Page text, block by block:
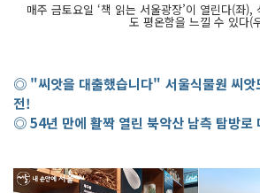
매주 금토요일 ‘책 읽는 서울광장’이 열린다(좌),
도 평온함을 느낄 수 있다(
◎ "씨앗을 대출했습니다" 서울식물원 씨앗
전!
◎ 54년 만에 활짝 열린 북악산 남측 탐방로